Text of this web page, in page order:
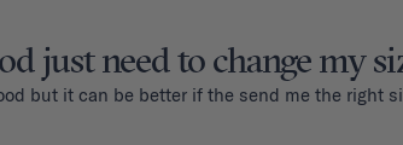
just need to change my
but it can be better if the send me the right